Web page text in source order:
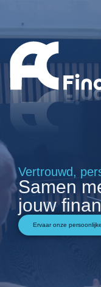
Vertrouwd,
Samen
jouw
Ervaar onze